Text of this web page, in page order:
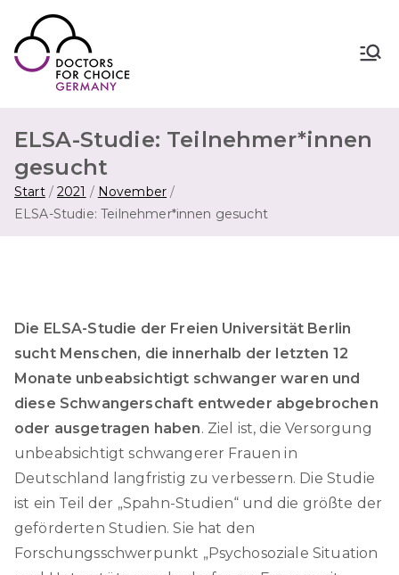
Inhalt
springen
ELSA-Studie: Teilnehmer*innen
gesucht
Start 2021
November
ELSA-Studie: Teilnehmer*innen gesucht
Die ELSA-Studie der Freien Universität Berlin
sucht Menschen, die innerhalb der letzten 12
Monate unbeabsichtigt schwanger waren und
diese Schwangerschaft entweder abgebrochen
oder ausgetragen haben. Ziel ist, die Versorgung
unbeabsichtigt schwangerer Frauen in
Deutschland langfristig zu verbessern. Die Studie
ist ein Teil der „Spahn-Studien“ und die größte der
geförderten Studien. Sie hat den
Forschungsschwerpunkt „Psychosoziale Situation